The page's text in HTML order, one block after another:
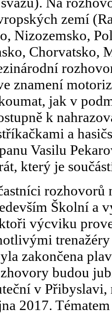
zemí
Nizozemsko,
Chorvatsko,
znamení
jak v
k
a
Vasilu
který je
rozhovorů
Školní a
výcviku
zakončena
budou
v Přibyslavi,
2017.